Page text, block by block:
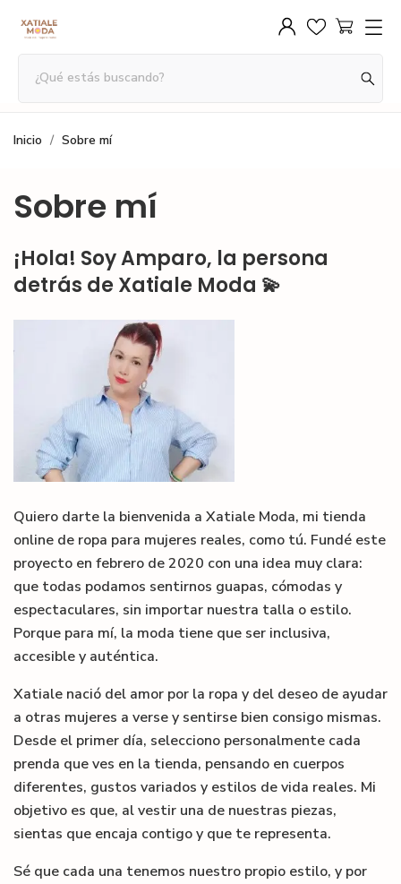
Inicio Sobre mí
Sobre mí
¡Hola! Soy Amparo, la persona
detrás de Xatiale Moda 💫
Quiero darte la bienvenida a Xatiale Moda, mi tienda
online de ropa para mujeres reales, como tú. Fundé este
proyecto en febrero de 2020 con una idea muy clara:
que todas podamos sentirnos guapas, cómodas y
espectaculares, sin importar nuestra talla o estilo.
Porque para mí, la moda tiene que ser inclusiva,
accesible y auténtica.
Xatiale nació del amor por la ropa y del deseo de ayudar
a otras mujeres a verse y sentirse bien consigo mismas.
Desde el primer día, selecciono personalmente cada
prenda que ves en la tienda, pensando en cuerpos
diferentes, gustos variados y estilos de vida reales. Mi
objetivo es que, al vestir una de nuestras piezas,
sientas que encaja contigo y que te representa.
Sé que cada una tenemos nuestro propio estilo, y por